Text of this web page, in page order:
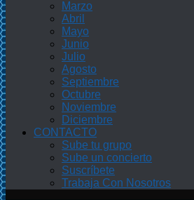
Marzo
Abril
Mayo
Junio
Julio
Agosto
Septiembre
Octubre
Noviembre
Diciembre
CONTACTO
Sube tu grupo
Sube un concierto
Suscríbete
Trabaja Con Nosotros